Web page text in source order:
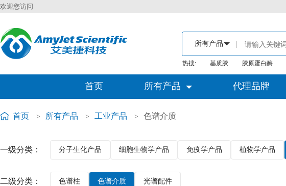
欢迎您访问
热搜: 基质胶 胶原蛋白酶
首页 所有产品 代理品牌
首页 > 所有产品 > 工业产品 > 色谱介质
一级分类： 分子生化产品 细胞生物学产品 免疫学产品 植物学产品
二级分类： 色谱柱 色谱介质 光谱配件